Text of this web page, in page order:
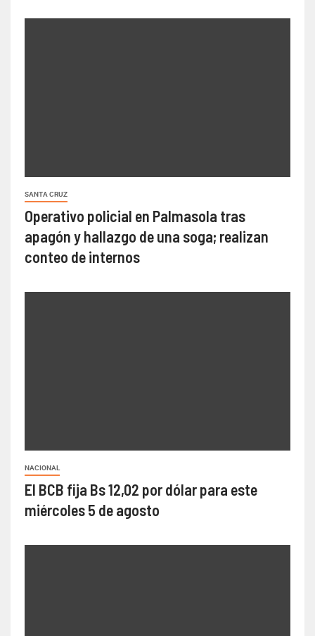
SANTA CRUZ
Operativo policial en Palmasola tras
apagón y hallazgo de una soga; realizan
conteo de internos
NACIONAL
El BCB fija Bs 12,02 por dólar para este
miércoles 5 de agosto